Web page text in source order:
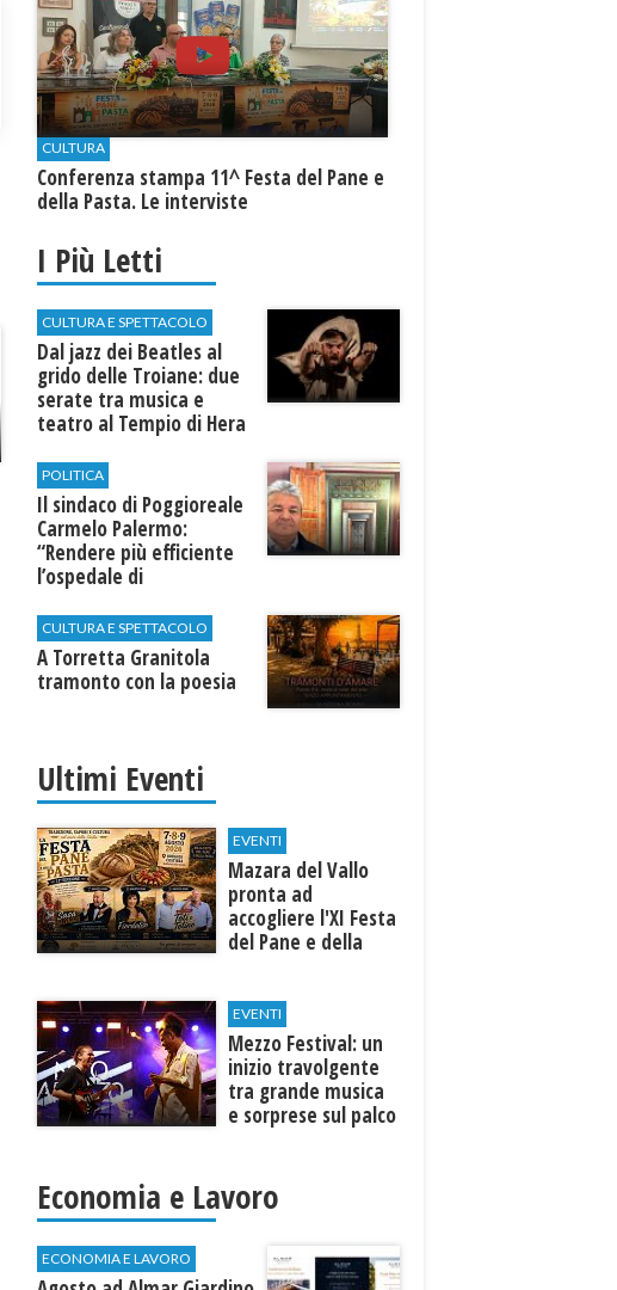
CULTURA
Conferenza stampa 11^ Festa del Pane e
della Pasta. Le interviste
I Più Letti
CULTURA E SPETTACOLO
Dal jazz dei Beatles al
grido delle Troiane: due
serate tra musica e
teatro al Tempio di Hera
POLITICA
Il sindaco di Poggioreale
Carmelo Palermo:
“Rendere più efficiente
l’ospedale di
CULTURA E SPETTACOLO
​A Torretta Granitola
tramonto con la poesia
Ultimi Eventi
EVENTI
Mazara del Vallo
pronta ad
accogliere l'XI Festa
del Pane e della
EVENTI
Mezzo Festival: un
inizio travolgente
tra grande musica
e sorprese sul palco
Economia e Lavoro
ECONOMIA E LAVORO